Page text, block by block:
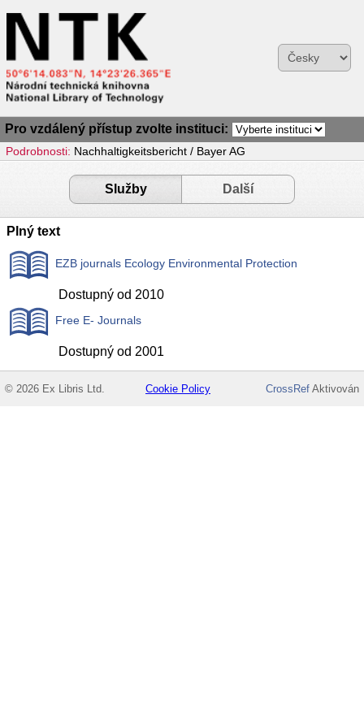
Pro vzdálený přístup zvolte instituci:
Podrobnosti: Nachhaltigkeitsbericht / Bayer AG
Služby Další
Plný text
EZB journals Ecology Environmental Protection
Dostupný od 2010
Free E- Journals
Dostupný od 2001
© 2026 Ex Libris Ltd. Cookie Policy CrossRefAktivován